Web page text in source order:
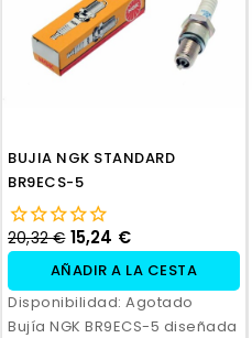
BUJIA NGK STANDARD
BR9ECS-5
20,32 € 15,24 €
AÑADIR A LA CESTA
Disponibilidad: Agotado
Bujía NGK BR9ECS-5 diseñada